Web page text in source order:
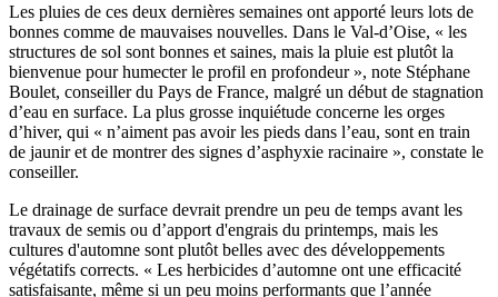
Les pluies de ces deux dernières semaines ont apporté leurs lots de
bonnes comme de mauvaises nouvelles. Dans le Val-d’Oise, « les
structures de sol sont bonnes et saines, mais la pluie est plutôt la
bienvenue pour humecter le profil en profondeur », note Stéphane
Boulet, conseiller du Pays de France, malgré un début de stagnation
d’eau en surface. La plus grosse inquiétude concerne les orges
d’hiver, qui « n’aiment pas avoir les pieds dans l’eau, sont en train
de jaunir et de montrer des signes d’asphyxie racinaire », constate le
conseiller.
Le drainage de surface devrait prendre un peu de temps avant les
travaux de semis ou d’apport d'engrais du printemps, mais les
cultures d'automne sont plutôt belles avec des développements
végétatifs corrects. « Les herbicides d’automne ont une efficacité
satisfaisante, même si un peu moins performants que l’année